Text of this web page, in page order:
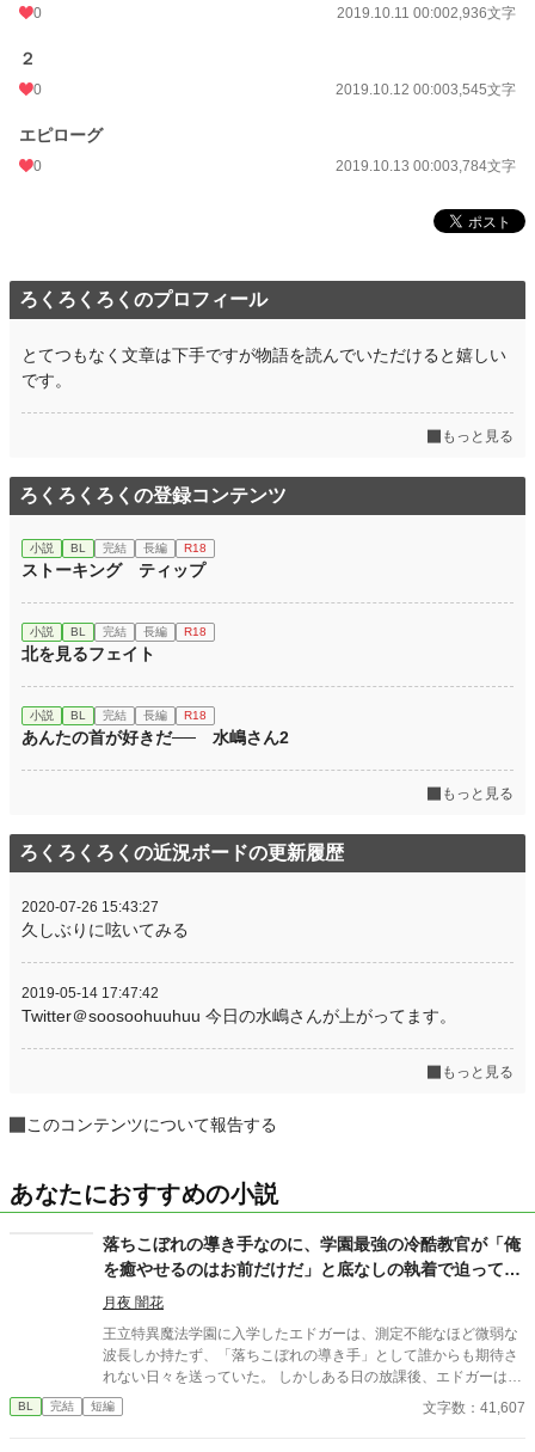
0 2019.10.11 00:002,936文字
２
0 2019.10.12 00:003,545文字
エピローグ
0 2019.10.13 00:003,784文字
ろくろくろくのプロフィール
とてつもなく文章は下手ですが物語を読んでいただけると嬉しい
です。
もっと見る
ろくろくろくの登録コンテンツ
小説 BL 完結 長編 R18
ストーキング ティップ
小説 BL 完結 長編 R18
北を見るフェイト
小説 BL 完結 長編 R18
あんたの首が好きだ── 水嶋さん2
もっと見る
ろくろくろくの近況ボードの更新履歴
2020-07-26 15:43:27
久しぶりに呟いてみる
2019-05-14 17:47:42
Twitter＠soosoohuuhuu 今日の水嶋さんが上がってます。
もっと見る
このコンテンツについて報告する
あなたにおすすめの小説
落ちこぼれの導き手なのに、学園最強の冷酷教官が「俺
を癒やせるのはお前だけだ」と底なしの執着で迫ってき
ます
月夜 闇花
王立特異魔法学園に入学したエドガーは、測定不能なほど微弱な
波長しか持たず、「落ちこぼれの導き手」として誰からも期待さ
れない日々を送っていた。 しかしある日の放課後、エドガーは学
園で最も恐れられる最強の戦闘魔術教官、レオン・ヴァレンタイ
ンの秘密を知ってしまう。 強大すぎる魔力ゆえに、五感が暴走す
BL 完結 短編 文字数：41,607